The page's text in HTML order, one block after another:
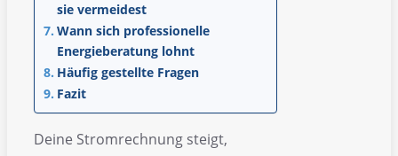
sie vermeidest
Wann sich professionelle
Energieberatung lohnt
Häufig gestellte Fragen
Fazit
Deine Stromrechnung steigt,